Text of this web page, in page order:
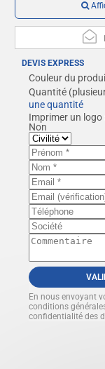
DEVIS EXPRESS
Couleur du
Quantité
une quantité
Imprimer un logo
Non
En nous envoyant
conditions
confidentialité des